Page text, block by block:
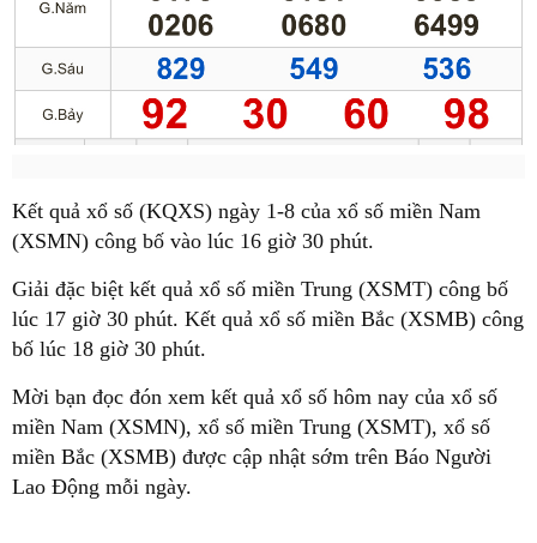
Kết quả xổ số (KQXS) ngày 1-8 của xổ số miền Nam
(XSMN) công bố vào lúc 16 giờ 30 phút.
Giải đặc biệt kết quả xổ số miền Trung (XSMT) công bố
lúc 17 giờ 30 phút. Kết quả xổ số miền Bắc (XSMB) công
bố lúc 18 giờ 30 phút.
Mời bạn đọc đón xem kết quả xổ số hôm nay của xổ số
miền Nam (XSMN), xổ số miền Trung (XSMT), xổ số
miền Bắc (XSMB) được cập nhật sớm trên Báo Người
Lao Động mỗi ngày.